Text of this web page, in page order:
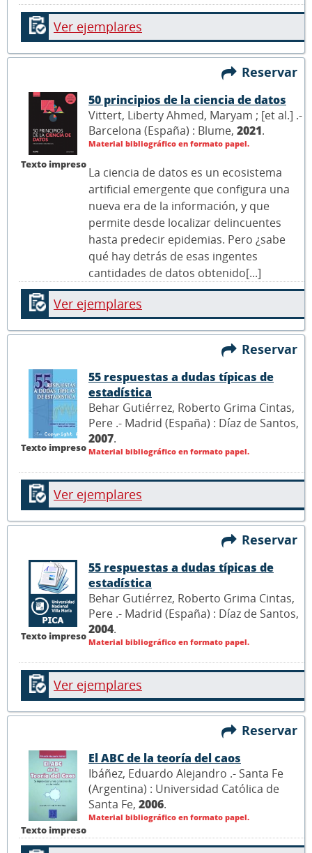
Ver ejemplares
Reservar
Texto impreso
50 principios de la ciencia de datos
Vittert, Liberty Ahmed, Maryam ; [et al.] .-
Barcelona (España) : Blume, 2021.
Material bibliográfico en formato papel.
La ciencia de datos es un ecosistema
artificial emergente que configura una
nueva era de la información, y que
permite desde localizar delincuentes
hasta predecir epidemias. Pero ¿sabe
qué hay detrás de esas ingentes
cantidades de datos obtenido[...]
Ver ejemplares
Reservar
Texto impreso
55 respuestas a dudas típicas de
estadística
Behar Gutiérrez, Roberto Grima Cintas,
Pere .- Madrid (España) : Díaz de Santos,
2007.
Material bibliográfico en formato papel.
Ver ejemplares
Reservar
Texto impreso
55 respuestas a dudas típicas de
estadística
Behar Gutiérrez, Roberto Grima Cintas,
Pere .- Madrid (España) : Díaz de Santos,
2004.
Material bibliográfico en formato papel.
Ver ejemplares
Reservar
Texto impreso
El ABC de la teoría del caos
Ibáñez, Eduardo Alejandro .- Santa Fe
(Argentina) : Universidad Católica de
Santa Fe, 2006.
Material bibliográfico en formato papel.